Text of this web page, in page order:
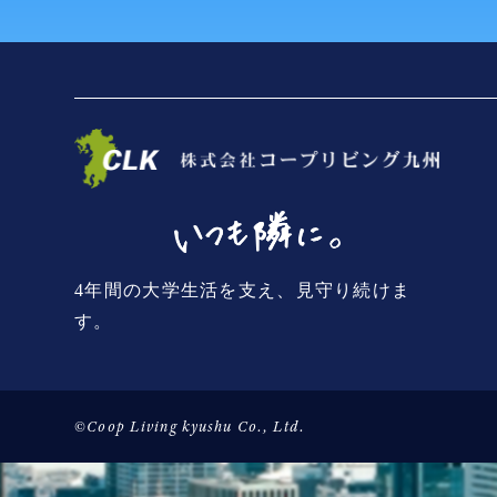
4年間の大学生活を支え、見守り続けま
す。
©Coop Living kyushu Co., Ltd.